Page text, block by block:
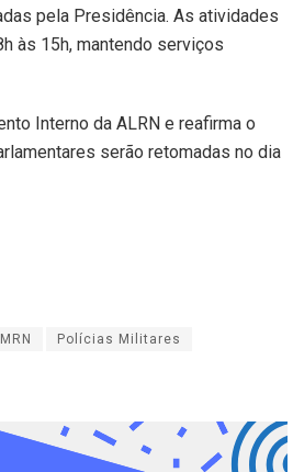
pela Presidência. As atividades
às 15h, mantendo serviços
Interno da ALRN e reafirma o
serão retomadas no dia
Polícias Militares